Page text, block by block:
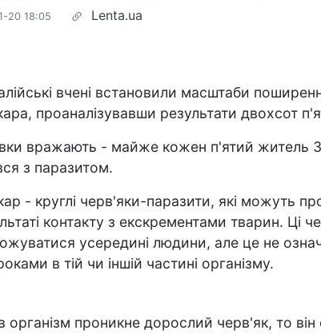
20 18:05 Lenta.ua
вчені встановили масштаби
проаналізувавши результати двохсот
вражають - майже кожен п'ятий житель
з паразитом.
- круглі черв'яки-паразити, які можуть
контакту з екскрементами тварин. Ці
усередині людини, але це не
в тій чи іншій частині організму.
організм проникне дорослий черв'як, то він